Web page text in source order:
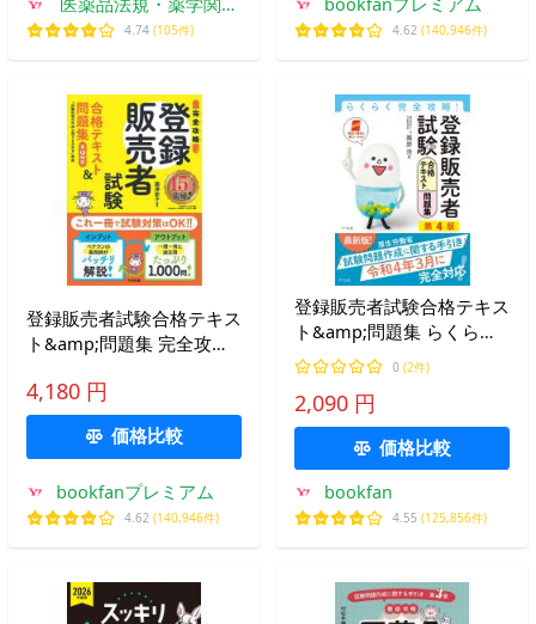
書籍のドーモ
4.74 (105件) 4.62 (140,946件)
登録販売者試験合格テキス
ト&amp;問題集 完全攻略/
4,180 円
価格比較
bookfanプレミアム
4.62 (140,946件)
登録販売者試験合格テキス
ト&amp;問題集 らくらく
完全攻略!/團野浩
0 (2件)
2,090 円
価格比較
bookfan
4.55 (125,856件)